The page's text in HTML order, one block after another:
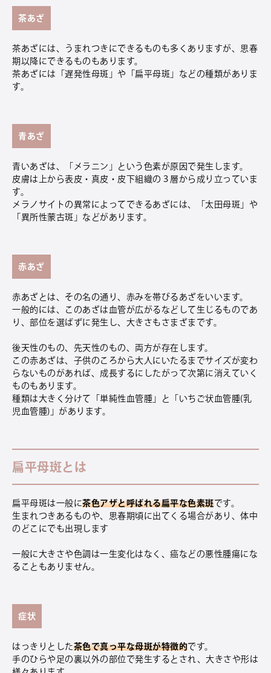
茶あざ
茶あざには、うまれつきにできるものも多くありますが、思春
期以降にできるものもあります。
茶あざには「遅発性母斑」や「扁平母斑」などの種類がありま
す。
青あざ
青いあざは、「メラニン」という色素が原因で発生します。
皮膚は上から表皮・真皮・皮下組織の３層から成り立っていま
す。
メラノサイトの異常によってできるあざには、「太田母斑」や
「異所性蒙古斑」などがあります。
赤あざ
赤あざとは、その名の通り、赤みを帯びるあざをいいます。
一般的には、このあざは血管が広がるなどして生じるものであ
り、部位を選ばずに発生し、大きさもさまざまです。
後天性のもの、先天性のもの、両方が存在します。
この赤あざは、子供のころから大人にいたるまでサイズが変わ
らないものがあれば、成長するにしたがって次第に消えていく
ものもあります。
種類は大きく分けて「単純性血管腫」と「いちご状血管腫(乳
児血管腫)」があります。
扁平母斑とは
扁平母斑は一般に茶色アザと呼ばれる扁平な色素斑です。
生まれつきあるものや、思春期頃に出てくる場合があり、体中
のどこにでも出現します
一般に大きさや色調は一生変化はなく、癌などの悪性腫瘍にな
ることもありません。
症状
はっきりとした茶色で真っ平な母斑が特徴的です。
手のひらや足の裏以外の部位で発生するとされ、大きさや形は